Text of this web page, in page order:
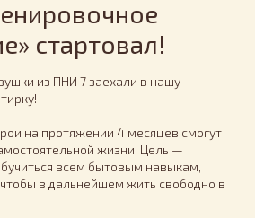
стартовал!
из ПНИ 7 заехали в нашу
на протяжении 4 месяцев смогут
жизни! Цель —
всем бытовым навыкам,
в дальнейшем жить свободно в